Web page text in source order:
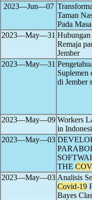
2023―Jun―07
Taman
Pada
2023―May―31 Hubungan
Remaja
Jember
2023―May―31
Suplemen
di Jember
2023―May―09 Workers
in
2023―May―03
THE
2023―May―03 Analisis
Covid-19
Bayes